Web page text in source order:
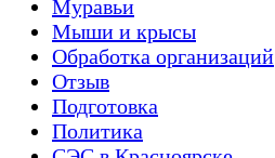
Муравьи
Мыши и крысы
Обработка организаций
Отзыв
Подготовка
Политика